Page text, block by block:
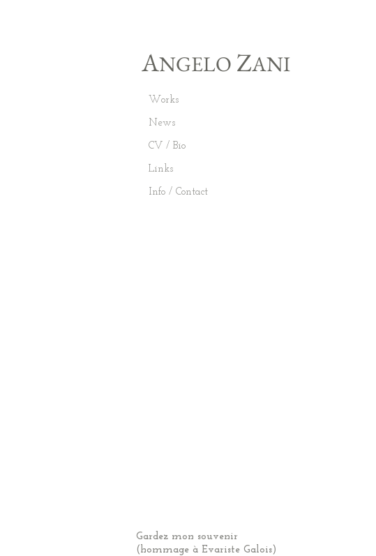
ANGELO ZANI
Works
News
CV / Bio
Links
Info / Contact
Gardez mon souvenir
(hommage à Evariste Galois)